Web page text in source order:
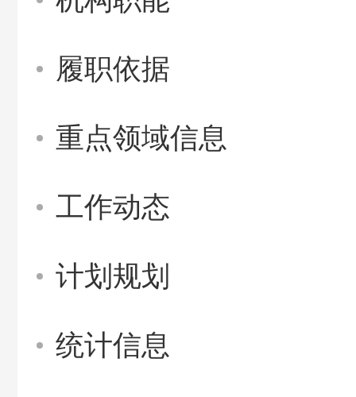
履职依据
重点领域信息
工作动态
计划规划
统计信息